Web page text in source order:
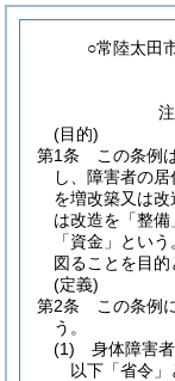
○常陸太田
(目的)
第1条
この条例
し、障害者の
を増改築又は改
は改造を「整
「資金」という
図ることを目的
(定義)
第2条
この条例
う。
(1)
身体障害
以下「省令